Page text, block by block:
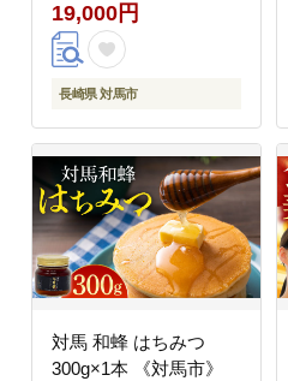
ピード発送 最速発送 最
短発送
19,000円
長崎県 対馬市
対馬 和蜂 はちみつ
300g×1本 《対馬市》